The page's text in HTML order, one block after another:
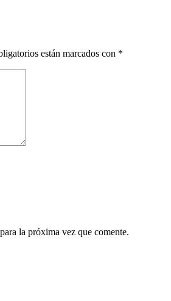
están marcados con *
la próxima vez que comente.